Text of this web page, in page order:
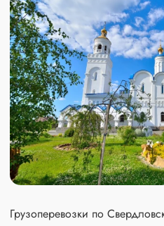
Грузоперевозки по